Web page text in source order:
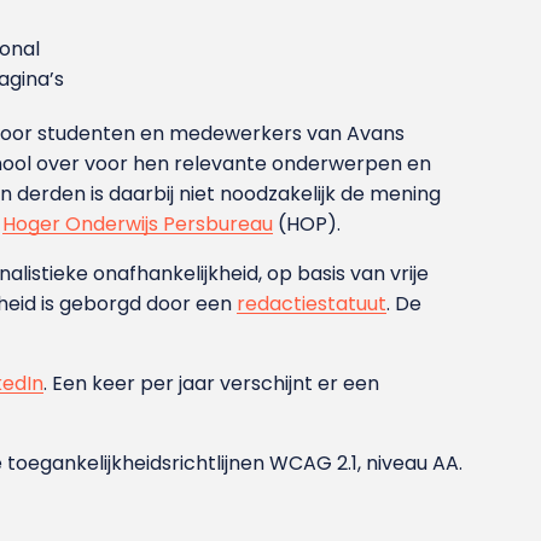
studenten en medewerkers van Avans
over voor hen relevante onderwerpen en
is daarbij niet noodzakelijk de mening
Hoger Onderwijs Persbureau (HOP).
onafhankelijkheid, op basis van vrije
is geborgd door een redactiestatuut. De
. Een keer per jaar verschijnt er een
WCAG 2.1, niveau AA.